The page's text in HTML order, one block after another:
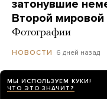
затонувшие
Второй мировой
Фотографии
НОВОСТИ 6 дней назад
Украинский
МЫ ИСПОЛЬЗУЕМ КУКИ!
ЧТО ЭТО ЗНАЧИТ?